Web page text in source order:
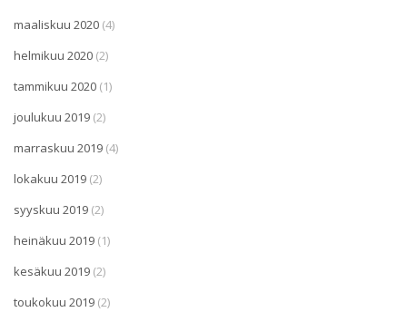
maaliskuu 2020 (4)
helmikuu 2020 (2)
tammikuu 2020 (1)
joulukuu 2019 (2)
marraskuu 2019 (4)
lokakuu 2019 (2)
syyskuu 2019 (2)
heinäkuu 2019 (1)
kesäkuu 2019 (2)
toukokuu 2019 (2)